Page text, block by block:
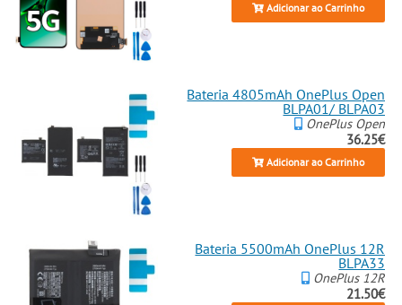
Adicionar ao Carrinho
Bateria 4805mAh OnePlus Open
BLPA01/ BLPA03
OnePlus Open
36.25€
Adicionar ao Carrinho
Bateria 5500mAh OnePlus 12R
BLPA33
OnePlus 12R
21.50€